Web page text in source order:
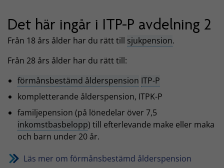
Det här ingår i ITP-P avdelning 2
Från 18 års ålder har du rätt till sjukpension.
Från 28 års ålder har du rätt till:
förmånsbestämd ålderspension ITP-P
kompletterande ålderspension, ITPK-P
familjepension (på lönedelar över 7,5
inkomstbasbelopp) till efterlevande make eller maka
och barn under 20 år.
Läs mer om förmånsbestämd ålderspension